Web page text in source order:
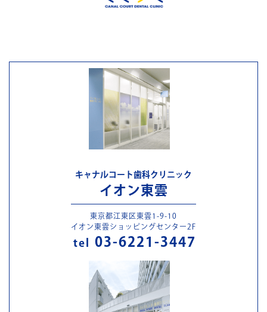
キャナルコート歯科クリニック
イオン東雲
東京都江東区東雲1-9-10
イオン東雲ショッピングセンター2F
tel 03-6221-3447